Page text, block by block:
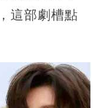
這部劇槽點